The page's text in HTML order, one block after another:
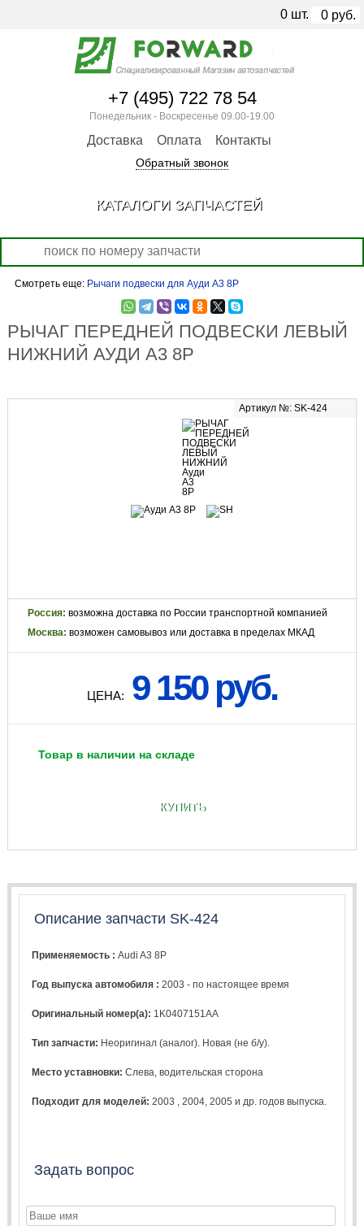
Смотреть еще: Рычаги подвески для Ауди А3 8Р
РЫЧАГ ПЕРЕДНЕЙ ПОДВЕСКИ ЛЕВЫЙ
НИЖНИЙ АУДИ А3 8Р
Артикул №: SK-424
Россия: возможна доставка по России транспортной компанией
Москва: возможен самовывоз или доставка в пределах МКАД
ЦЕНА: 9 150 руб.
Товар в наличии на складе
КУПИТЬ
Описание запчасти SK-424
Применяемость :Audi A3 8P
Год выпуска автомобиля :2003 - по настоящее время
Оригинальный номер(а): 1K0407151AA
Тип запчасти: Неоригинал (аналог). Новая (не б/у).
Место уставновки:Слева, водительская сторона
Подходит для моделей: 2003 ,2004 ,2005 и др. годов выпуска.
Задать вопрос
+7 (495) 722 78 54
Понедельник - Воскресенье 09.00-19.00
Доставка Оплата Контакты
Обратный звонок
0 шт. 0 руб.
КАТАЛОГИ ЗАПЧАСТЕЙ